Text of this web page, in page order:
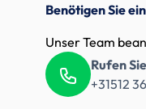
Benötigen Sie
Unser Team
Rufen
+31512